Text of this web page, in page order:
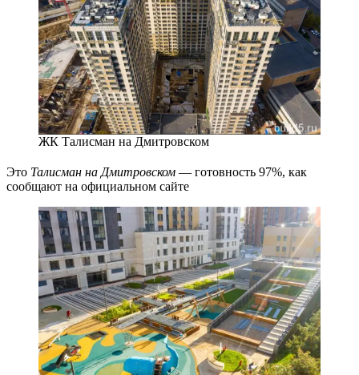
ЖК Талисман на Дмитровском
Это Талисман на Дмитровском — готовность 97%, как
сообщают на официальном сайте